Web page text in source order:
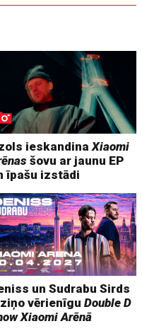
ieskandinaXiaomi
šovu ar jaunu EP
īpašu izstādi
un Sudrabu Sirds
vērienīguDouble D
Xiaomi Arēnā